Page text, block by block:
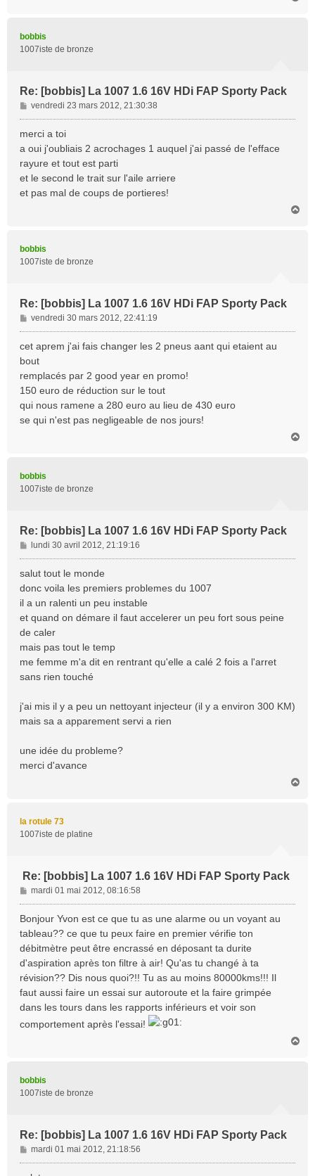
bobbis
1007iste de bronze
Re: [bobbis] La 1007 1.6 16V HDi FAP Sporty Pack
M
e
a
g
e
vendredi 23 mars 2012, 21:30:38
merci a toi
a oui j'oubliais 2 acrochages 1 auquel j'ai passé de l'efface
rayure et tout est parti
et le second le trait sur l'aile arriere
et pas mal de coups de portieres!
bobbis
1007iste de bronze
Re: [bobbis] La 1007 1.6 16V HDi FAP Sporty Pack
M
e
s
a
g
e
vendredi 30 mars 2012, 22:41:19
cet aprem j'ai fais changer les 2 pneus aant qui etaient au
bout
remplacés par 2 good year en promo!
150 euro de réduction sur le tout
qui nous ramene a 280 euro au lieu de 430 euro
se qui n'est pas negligeable de nos jours!
bobbis
1007iste de bronze
Re: [bobbis] La 1007 1.6 16V HDi FAP Sporty Pack
M
e
s
a
g
e
lundi 30 avril 2012, 21:19:16
salut tout le monde
donc voila les premiers problemes du 1007
il a un ralenti un peu instable
et quand on démare il faut accelerer un peu fort sous peine
de caler
mais pas tout le temp
me femme m'a dit en rentrant qu'elle a calé 2 fois a l'arret
sans rien touché
j'ai mis il y a peu un nettoyant injecteur (il y a environ 300 KM)
mais sa a apparement servi a rien
une idée du probleme?
merci d'avance
la rotule 73
1007iste de platine
Re: [bobbis] La 1007 1.6 16V HDi FAP Sporty Pack
M
e
a
g
e
mardi 01 mai 2012, 08:16:58
Bonjour Yvon est ce que tu as une alarme ou un voyant au
tableau?? ce que tu peux faire en premier vérifie ton
débitmètre peut être encrassé en déposant ta durite
d'aspiration après ton filtre à air! Qu'as tu changé à ta
révision?? Dis nous quoi?!! Tu as au moins 80000kms!!! Il
faut aussi faire un essai sur autoroute et la faire grimpée
dans les tours dans les rapports inférieurs et voir son
comportement après l'essai!
bobbis
1007iste de bronze
Re: [bobbis] La 1007 1.6 16V HDi FAP Sporty Pack
M
e
s
mardi 01 mai 2012, 21:18:56